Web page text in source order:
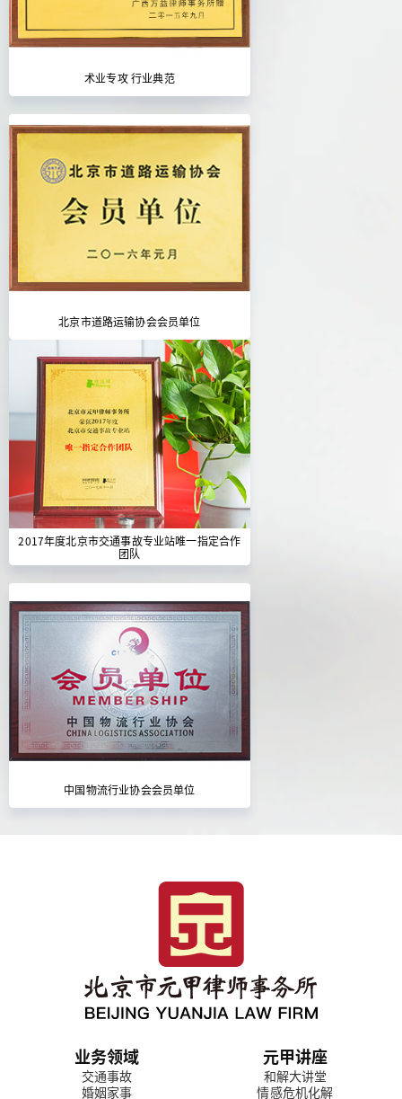
术业专攻 行业典范
北京市道路运输协会会员单位
2017年度北京市交通事故专业站唯一指定合作
团队
中国物流行业协会会员单位
业务领域
交通事故
婚姻家事
元甲讲座
和解大讲堂
情感危机化解